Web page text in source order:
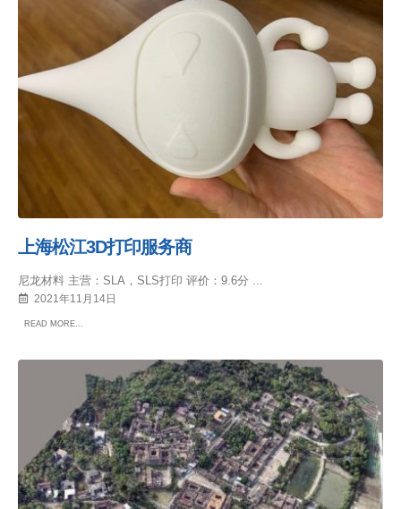
上海松江3D打印服务商
尼龙材料 主营：SLA，SLS打印 评价：9.6分 ...
2021年11月14日
READ MORE...